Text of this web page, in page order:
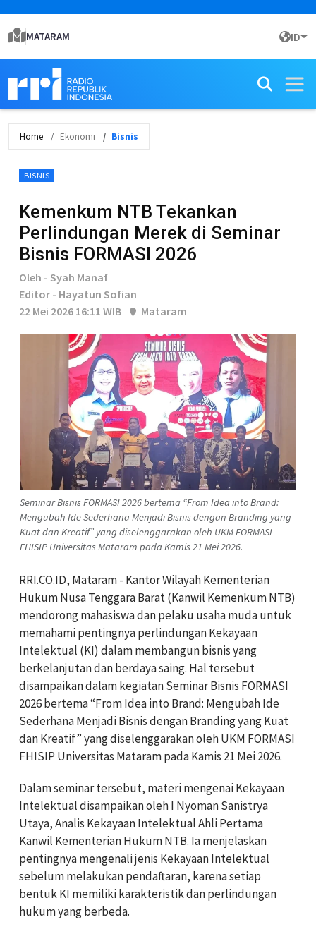
MATARAM ID
Home Ekonomi Bisnis
BISNIS
Kemenkum NTB Tekankan
Perlindungan Merek di Seminar
Bisnis FORMASI 2026
Oleh - Syah Manaf
Editor - Hayatun Sofian
22 Mei 2026 16:11 WIB
Mataram
Seminar Bisnis FORMASI 2026 bertema “From Idea into Brand:
Mengubah Ide Sederhana Menjadi Bisnis dengan Branding yang
Kuat dan Kreatif” yang diselenggarakan oleh UKM FORMASI
FHISIP Universitas Mataram pada Kamis 21 Mei 2026.
RRI.CO.ID, Mataram - Kantor Wilayah Kementerian
Hukum Nusa Tenggara Barat (Kanwil Kemenkum NTB)
mendorong mahasiswa dan pelaku usaha muda untuk
memahami pentingnya perlindungan Kekayaan
Intelektual (KI) dalam membangun bisnis yang
berkelanjutan dan berdaya saing. Hal tersebut
disampaikan dalam kegiatan Seminar Bisnis FORMASI
2026 bertema “From Idea into Brand: Mengubah Ide
Sederhana Menjadi Bisnis dengan Branding yang Kuat
dan Kreatif” yang diselenggarakan oleh UKM FORMASI
FHISIP Universitas Mataram pada Kamis 21 Mei 2026.
Dalam seminar tersebut, materi mengenai Kekayaan
Intelektual disampaikan oleh I Nyoman Sanistrya
Utaya, Analis Kekayaan Intelektual Ahli Pertama
Kanwil Kementerian Hukum NTB. Ia menjelaskan
pentingnya mengenali jenis Kekayaan Intelektual
sebelum melakukan pendaftaran, karena setiap
bentuk KI memiliki karakteristik dan perlindungan
hukum yang berbeda.